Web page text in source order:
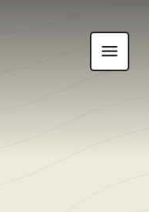
Toon
navigatie